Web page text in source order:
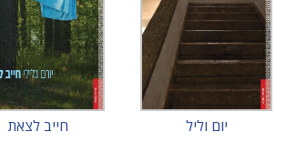
יום וליל חייב לצאת